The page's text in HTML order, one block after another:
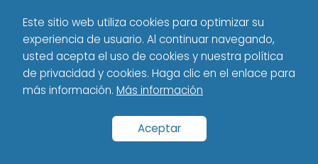
Administrador de conexión automática de
acceso remoto:dejarlo manual o
automático.
Este sitio web utiliza cookies para optimizar su
experiencia de usuario. Al continuar navegando,
usted acepta el uso de cookies y nuestra política
de privacidad y cookies. Haga clic en el enlace para
más información. Más información
Aceptar